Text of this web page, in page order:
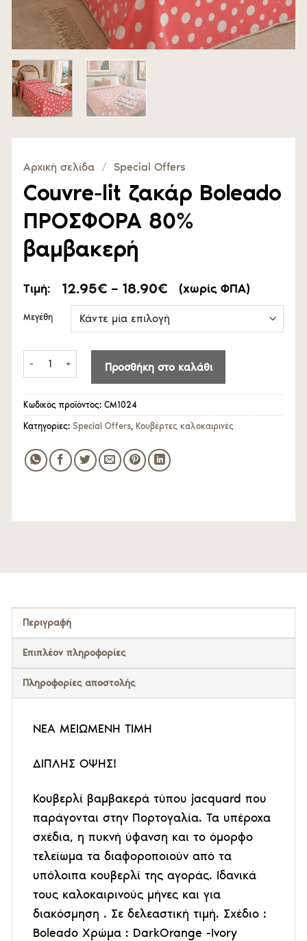
Αρχική σελίδα / Special Offers
Couvre-lit ζακάρ Boleado
ΠΡΟΣΦΟΡΑ 80%
βαμβακερή
Τιμή: 12.95€ – 18.90€ Price
range:
12.95€
through
(χωρίς ΦΠΑ)
Μεγέθη
Couvre-lit ζακάρ Boleado ΠΡΟΣΦΟΡΑ 80% βαμβακερή
Προσθήκη στο καλάθι
Κωδικός προϊόντος: CM1024
Κατηγορίες: Special Offers, Κουβέρτες καλοκαιρινές
Περιγραφή
Επιπλέον πληροφορίες
Πληροφορίες αποστολής
ΝΕΑ ΜΕΙΩΜΕΝΗ ΤΙΜΗ
ΔΙΠΛΗΣ ΟΨΗΣ!
Κουβερλί βαμβακερά τύπου jacquard που
παράγονται στην Πορτογαλία. Τα υπέροχα
σχέδια, η πυκνή ύφανση και το όμορφο
τελείωμα τα διαφοροποιούν από τα
υπόλοιπα κουβερλί της αγοράς. Ιδανικά
τους καλοκαιρινούς μήνες και για
διακόσμηση . Σε δελεαστική τιμή. Σχέδιο :
Boleado Χρώμα : DarkOrange -Ivory